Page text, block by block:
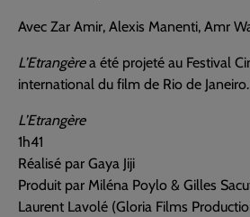
Avec Zar Amir, Alexis Manenti, Amr
L’Etrangèrea été projeté au Festival
international du film de Rio de Janeiro.
L’Etrangère
1h41
Réalisé par Gaya Jiji
Produit par Miléna Poylo & Gilles
Laurent Lavolé (Gloria Films